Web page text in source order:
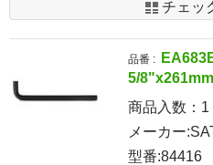
チェッ
品番 :
5/
商品入数： 1
メーカー
型番:84416